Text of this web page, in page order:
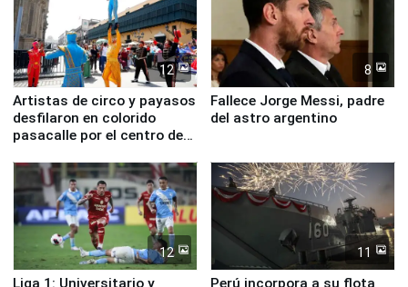
12
Artistas de circo y payasos
desfilaron en colorido
pasacalle por el centro de
8
Fallece Jorge Messi, padre
del astro argentino
12
Liga 1: Universitario y
11
Perú incorpora a su flota